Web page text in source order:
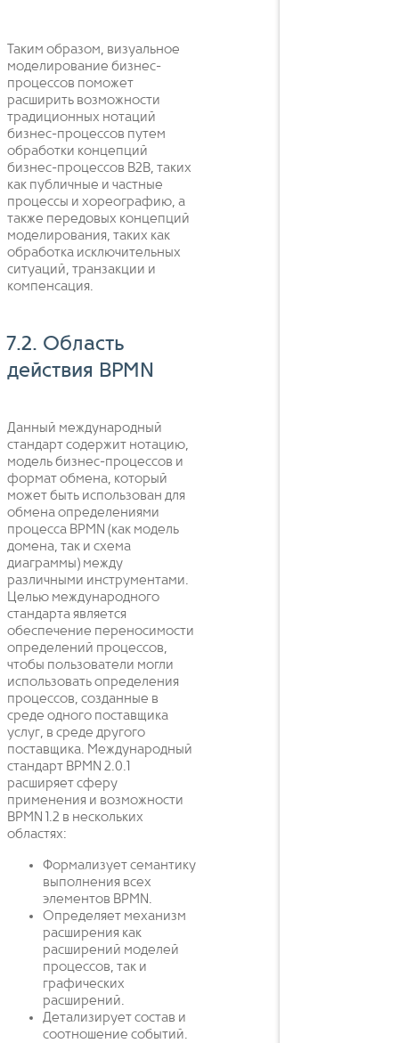
Таким образом, визуальное
моделирование бизнес-
процессов поможет
расширить возможности
традиционных нотаций
бизнес-процессов путем
обработки концепций
бизнес-процессов B2B, таких
как публичные и частные
процессы и хореографию, а
также передовых концепций
моделирования, таких как
обработка исключительных
ситуаций, транзакции и
компенсация.
7.2. Область
действия BPMN
Данный международный
стандарт содержит нотацию,
модель бизнес-процессов и
формат обмена, который
может быть использован для
обмена определениями
процесса BPMN (как модель
домена, так и схема
диаграммы) между
различными инструментами.
Целью международного
стандарта является
обеспечение переносимости
определений процессов,
чтобы пользователи могли
использовать определения
процессов, созданные в
среде одного поставщика
услуг, в среде другого
поставщика. Международный
стандарт BPMN 2.0.1
расширяет сферу
применения и возможности
BPMN 1.2 в нескольких
областях:
Формализует семантику
выполнения всех
элементов BPMN.
Определяет механизм
расширения как
расширений моделей
процессов, так и
графических
расширений.
Детализирует состав и
соотношение событий.